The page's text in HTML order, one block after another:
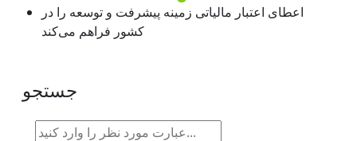
اعطای اعتبار مالیاتی زمینه پیشرفت و توسعه را در
کشور فراهم می‌کند
جستجو